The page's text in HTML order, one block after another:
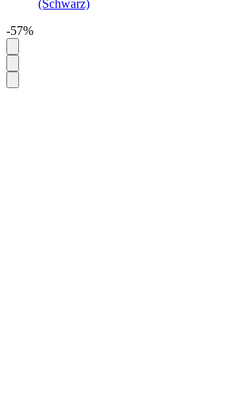
(Schwarz)
-57%